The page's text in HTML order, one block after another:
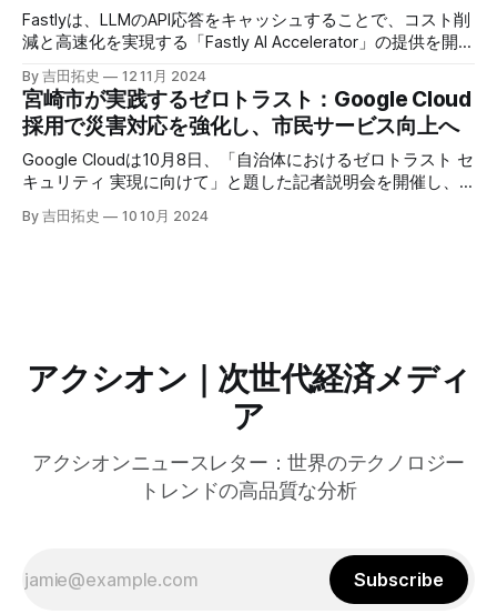
Fastlyは、LLMのAPI応答をキャッシュすることで、コスト削
減と高速化を実現する「Fastly AI Accelerator」の提供を開始
した。キップ・コンプトン最高プロダクト責任者（CPO）
は、類似した質問への応答を再利用し、効率的な処理を可能
にすると説明した。さらに、コンプトンは、エッジコンピュ
ーティングの利点を活かしたパーソナライズや、エッジにお
けるGPUの経済性、セキュリティへの取り組みなど、Fastly
のAI戦略について語った。
By 吉田拓史 12 11月 2024
宮崎市が実践するゼロトラスト：Google Cloud
採用で災害対応を強化し、市民サービス向上へ
Google Cloudは10月8日、「自治体におけるゼロトラスト セ
キュリティ 実現に向けて」と題した記者説明会を開催し、
自治体向けにゼロトラストセキュリティ導入を支援するプロ
グラムを発表した。宮崎市の事例では、Google Workspace
By 吉田拓史 10 10月 2024
アクシオン｜次世代経済メディ
ア
アクシオンニュースレター：世界のテクノロジー
トレンドの高品質な分析
Subscribe